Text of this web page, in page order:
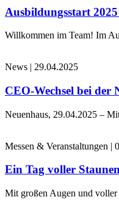
Ausbildungsstart
Willkommen im Team! Im
News | 29.04.2025
CEO-Wechsel bei der
Neuenhaus, 29.04.2025 –
Messen & Veranstaltungen |
Ein Tag voller
Mit großen Augen und voller